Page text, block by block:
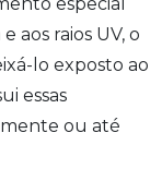
aos raios UV, o
lo exposto ao
essas
ou até